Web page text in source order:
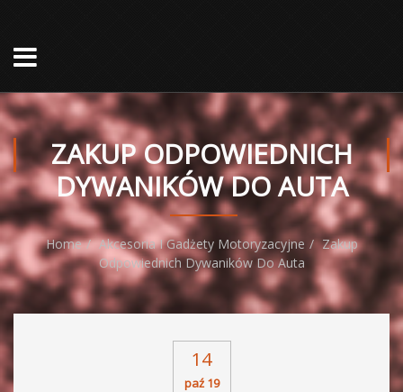
ZAKUP ODPOWIEDNICH
DYWANIKÓW DO AUTA
Home Akcesoria I Gadżety Motoryzacyjne
Zakup
Odpowiednich Dywaników Do Auta
14
paź 19